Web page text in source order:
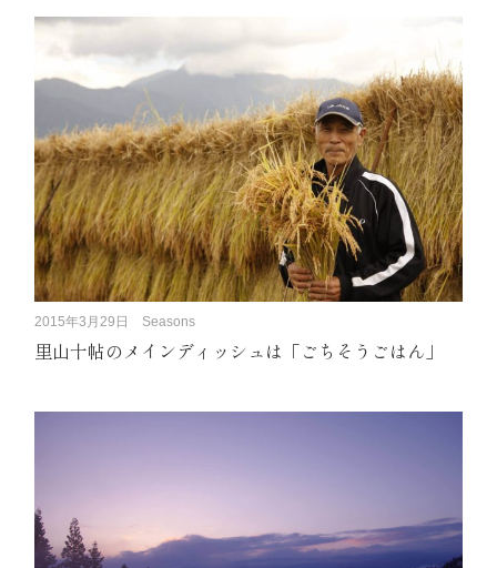
2015年3月29日 Seasons
里山十帖のメインディッシュは「ごちそうごはん」